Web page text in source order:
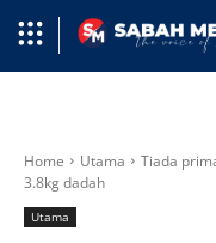
Home Utama
Tiada
3.8kg dadah
Utama